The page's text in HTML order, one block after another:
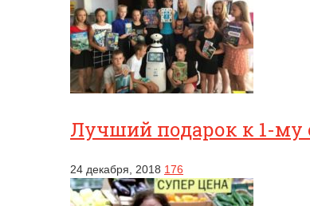
Лучший подарок к 1-му
24 декабря, 2018 176